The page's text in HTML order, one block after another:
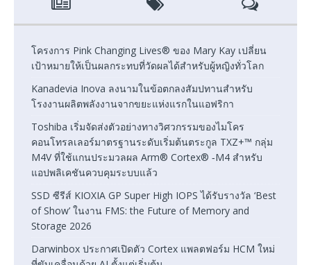
โครงการ Pink Changing Lives® ของ Mary Kay เปลี่ยน
เป้าหมายให้เป็นผลกระทบที่วัดผลได้สำหรับผู้หญิงทั่วโลก
Kanadevia Inova ลงนามในข้อตกลงสัมปทานสำหรับ
โรงงานผลิตพลังงานจากขยะแห่งแรกในแอฟริกา
Toshiba เริ่มจัดส่งตัวอย่างทางวิศวกรรมของไมโคร
คอนโทรลเลอร์มาตรฐานระดับเริ่มต้นตระกูล TXZ+™ กลุ่ม
M4V ที่ใช้แกนประมวลผล Arm® Cortex® ‑M4 สำหรับ
แอปพลิเคชันควบคุมระบบแล้ว
SSD ซีรีส์ KIOXIA GP Super High IOPS ได้รับรางวัล ‘Best
of Show’ ในงาน FMS: the Future of Memory and
Storage 2026
Darwinbox ประกาศเปิดตัว Cortex แพลตฟอร์ม HCM ใหม่